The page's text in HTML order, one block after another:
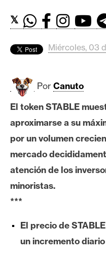
d
s
B
t
c
o
i
n
h
e
𝕏
Miércoles, 03
Por Canuto
El token STABLE
aproximarse a su
por un volumen
mercado
atención de los
minoristas.
***
El precio de
un incremento